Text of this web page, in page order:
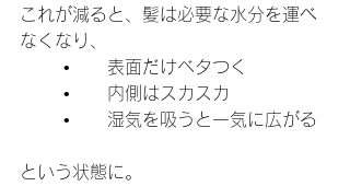
これが減ると、髪は必要な水分を運べ
なくなり、
	•	表面だけベタつく
	•	内側はスカスカ
	•	湿気を吸うと一気に広がる
という状態に。